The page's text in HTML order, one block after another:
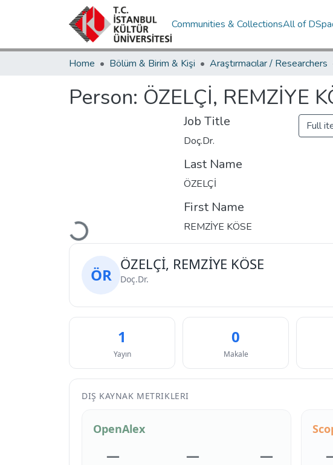
Communities & CollectionsAll of
Home Bölüm & Birim & Kişi Araştırmacılar / Researchers
Person: ÖZELÇİ, REMZİYE
Loading...
Job Title
Doç.Dr.
Last Name
ÖZELÇİ
First Name
REMZİYE KÖSE
Full
ÖR
ÖZELÇİ, REMZİYE KÖSE
Doç.Dr.
1
Yayın
0
Makale
DIŞ KAYNAK METRIKLERI
OpenAlex
— — —